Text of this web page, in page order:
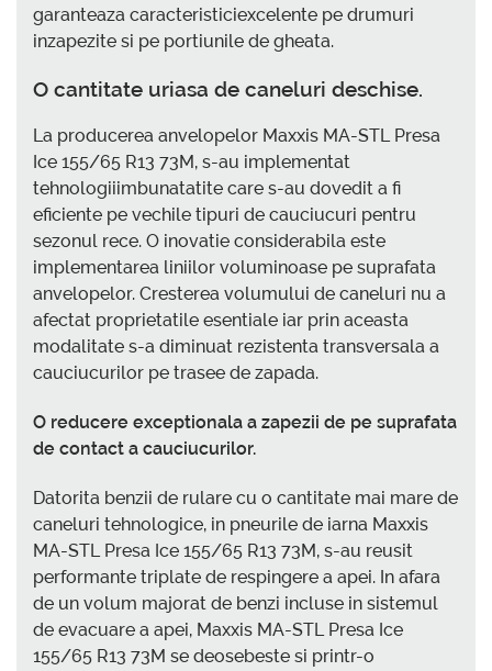
garanteaza caracteristiciexcelente pe drumuri
inzapezite si pe portiunile de gheata.
O cantitate uriasa de caneluri deschise.
La producerea anvelopelor Maxxis MA-STL Presa
Ice 155/65 R13 73M, s-au implementat
tehnologiiimbunatatite care s-au dovedit a fi
eficiente pe vechile tipuri de cauciucuri pentru
sezonul rece. O inovatie considerabila este
implementarea liniilor voluminoase pe suprafata
anvelopelor. Cresterea volumului de caneluri nu a
afectat proprietatile esentiale iar prin aceasta
modalitate s-a diminuat rezistenta transversala a
cauciucurilor pe trasee de zapada.
O reducere exceptionala a zapezii de pe suprafata
de contact a cauciucurilor.
Datorita benzii de rulare cu o cantitate mai mare de
caneluri tehnologice, in pneurile de iarna Maxxis
MA-STL Presa Ice 155/65 R13 73M, s-au reusit
performante triplate de respingere a apei. In afara
de un volum majorat de benzi incluse in sistemul
de evacuare a apei, Maxxis MA-STL Presa Ice
155/65 R13 73M se deosebeste si printr-o